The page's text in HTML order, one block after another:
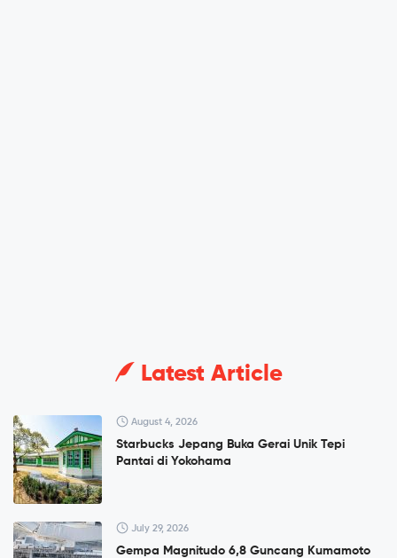
Latest Article
August 4, 2026
Starbucks Jepang Buka Gerai Unik Tepi
Pantai di Yokohama
July 29, 2026
Gempa Magnitudo 6,8 Guncang Kumamoto